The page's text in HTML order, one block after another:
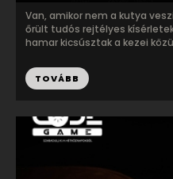
Van, amikor nem a kutya
őrült tudós rejtélyes
hamar kicsúsztak a kezei
TOVÁBB